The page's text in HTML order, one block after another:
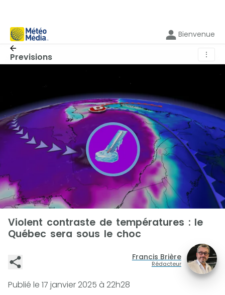
Bienvenue
Previsions ⋮
Violent contraste de températures : le
Québec sera sous le choc
Francis Brière
Rédacteur
Publié le 17 janvier 2025 à 22h28